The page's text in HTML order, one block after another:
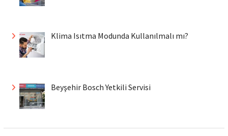
Klima Isıtma Modunda Kullanılmalı mı?
Beyşehir Bosch Yetkili Servisi